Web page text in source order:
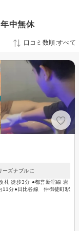
中無休
口コミ数順:すべて
ーズナブルに
札 徒歩3分 ●都営新宿線 岩
11分●日比谷線 仲御徒町駅